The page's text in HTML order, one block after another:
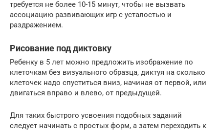
требуется не более 10-15 минут, чтобы не вызвать
ассоциацию развивающих игр с усталостью и
раздражением.
Рисование под диктовку
Ребенку в 5 лет можно предложить изображение по
клеточкам без визуального образца, диктуя на сколько
клеточек надо спуститься вниз, начиная от первой, или
двигаться вправо и влево, от предыдущей.
Для таких быстрого усвоения подобных заданий
следует начинать с простых форм, а затем переходить к